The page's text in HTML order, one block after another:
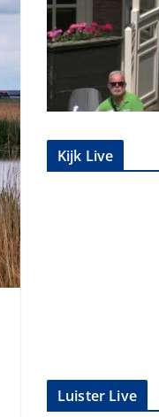
Kijk Live
Luister Live